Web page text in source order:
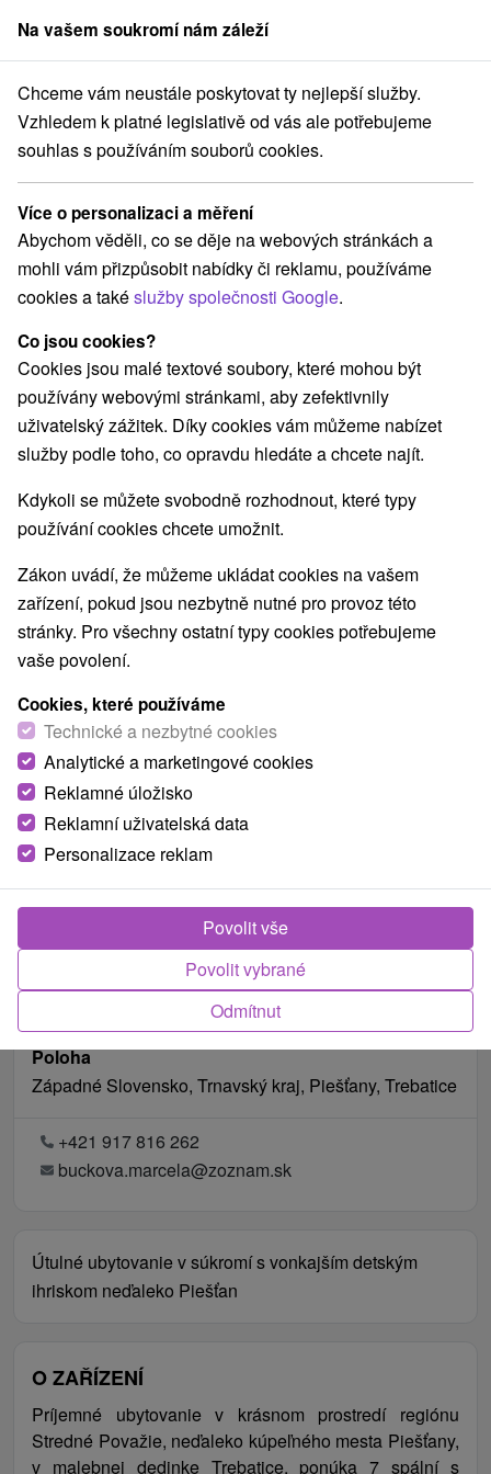
člen skupinySorger
Slovensko Trnavský kraj Trebatice Ubytovanie Trebatice
Ubytovanie Trebatice
Trebatice
REZERVACE A VÝBĚR POBYTU
Kontaktujte přímo ubytovatele.
Navigovat do místa
O ZAŘÍZENÍ VYBAVENÍ
Poloha
Západné Slovensko, Trnavský kraj, Piešťany, Trebatice
+421 917 816 262
buckova.marcela@zoznam.sk
Útulné ubytovanie v súkromí s vonkajším detským
ihriskom neďaleko Piešťan
O ZAŘÍZENÍ
Príjemné ubytovanie v krásnom prostredí regiónu
Stredné Považie, neďaleko kúpeľného mesta Piešťany,
v malebnej dedinke Trebatice, ponúka 7 spální s
Na vašem soukromí nám záleží
Chceme vám neustále poskytovat ty nejlepší služby.
Vzhledem k platné legislativě od vás ale potřebujeme
souhlas s používáním souborů cookies.
Více o personalizaci a měření
Abychom věděli, co se děje na webových stránkách a
mohli vám přizpůsobit nabídky či reklamu, používáme
cookies a takéslužby společnosti Google.
Co jsou cookies?
Cookies jsou malé textové soubory, které mohou být
používány webovými stránkami, aby zefektivnily
uživatelský zážitek. Díky cookies vám můžeme nabízet
služby podle toho, co opravdu hledáte a chcete najít.
Kdykoli se můžete svobodně rozhodnout, které typy
používání cookies chcete umožnit.
Zákon uvádí, že můžeme ukládat cookies na vašem
zařízení, pokud jsou nezbytně nutné pro provoz této
stránky. Pro všechny ostatní typy cookies potřebujeme
vaše povolení.
Cookies, které používáme
Technické a nezbytné cookies
Analytické a marketingové cookies
Reklamné úložisko
Reklamní uživatelská data
Personalizace reklam
Odmítnut
Povolit vybrané
Povolit vše